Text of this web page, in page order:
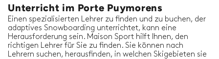
Unterricht im Porte Puymorens
Einen spezialisierten Lehrer zu finden und zu buchen, der
adaptives Snowboarding unterrichtet, kann eine
Herausforderung sein. Maison Sport hilft Ihnen, den
richtigen Lehrer für Sie zu finden. Sie können nach
Lehrern suchen, herausfinden, in welchen Skigebieten sie